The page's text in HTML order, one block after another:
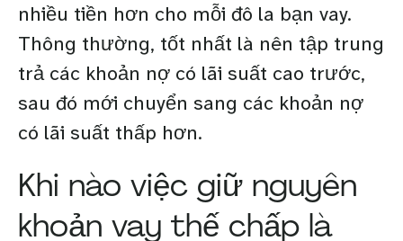
nhiều tiền hơn cho mỗi đô la bạn vay.
Thông thường, tốt nhất là nên tập trung
trả các khoản nợ có lãi suất cao trước,
sau đó mới chuyển sang các khoản nợ
có lãi suất thấp hơn.
Khi nào việc giữ nguyên
khoản vay thế chấp là